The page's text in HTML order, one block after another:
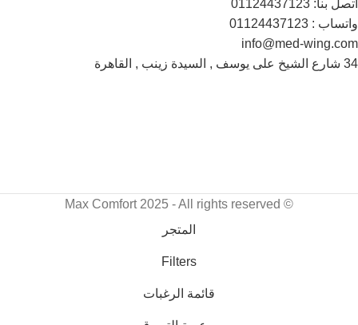
اتصل بنا: 01124437123
واتساب : 01124437123
info@med-wing.com
34 شارع الشيخ على يوسف , السيدة زينب , القاهرة
© Max Comfort 2025 - All rights reserved
المتجر
Filters
قائمة الرغبات